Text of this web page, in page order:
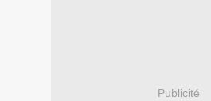
Publicité